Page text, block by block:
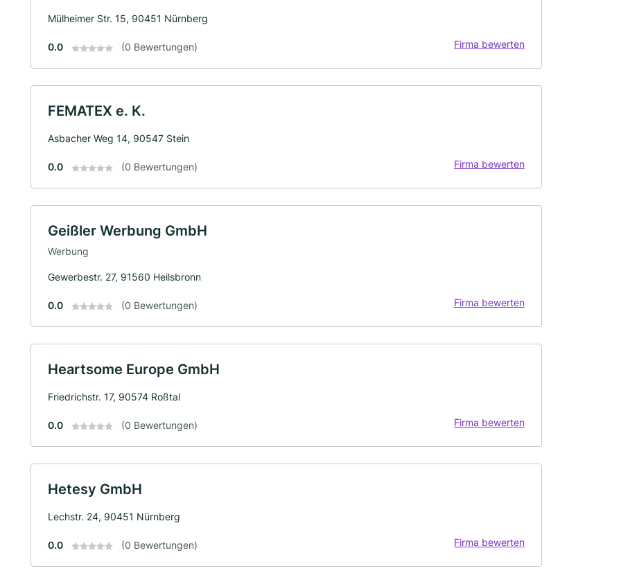
Mülheimer Str. 15, 90451 Nürnberg
0.0 (0 Bewertungen) Firma bewerten
FEMATEX e. K.
Asbacher Weg 14, 90547 Stein
0.0 (0 Bewertungen) Firma bewerten
Geißler Werbung GmbH
Werbung
Gewerbestr. 27, 91560 Heilsbronn
0.0 (0 Bewertungen) Firma bewerten
Heartsome Europe GmbH
Friedrichstr. 17, 90574 Roßtal
0.0 (0 Bewertungen) Firma bewerten
Hetesy GmbH
Lechstr. 24, 90451 Nürnberg
0.0 (0 Bewertungen) Firma bewerten